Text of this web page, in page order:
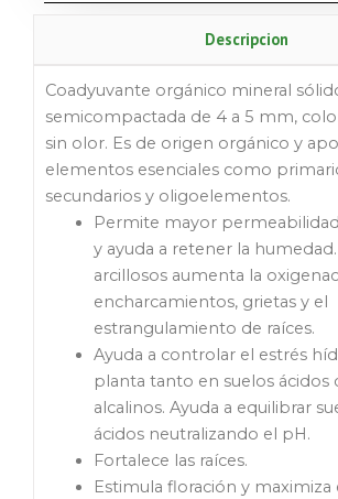
Descripcion
Coadyuvante orgánico mineral
semicompactada de 4 a 5 mm,
sin olor. Es de origen orgánico y
elementos esenciales como
secundarios y oligoelementos.
Permite mayor
y ayuda a retener la
arcillosos aumenta la
encharcamientos, grietas y el
estrangulamiento de raíces.
Ayuda a controlar el estrés
planta tanto en suelos ácidos
alcalinos. Ayuda a equilibrar
ácidos neutralizando el pH.
Fortalece las raíces.
Estimula floración y maximiza